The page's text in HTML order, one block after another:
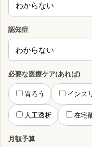
認知症
必要な医療ケア(あれば)
胃ろう インス
人工透析 在宅
月額予算